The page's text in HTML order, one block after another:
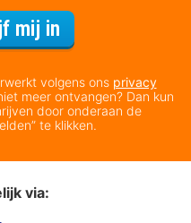
mij in
volgens ons privacy
meer ontvangen? Dan kun
door onderaan de
te klikken.
via: